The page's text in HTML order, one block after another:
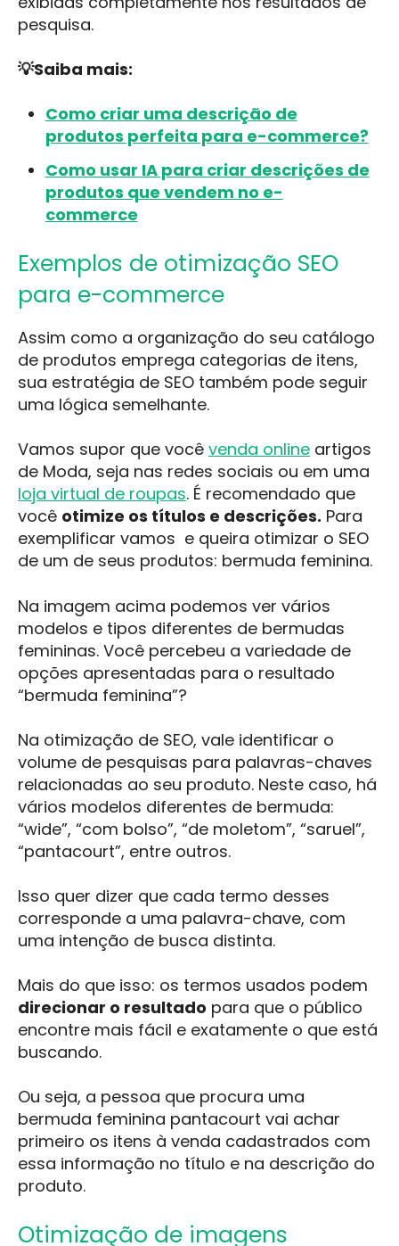
pesquisa.
💡Saiba mais:
Como criar uma descrição de
produtos perfeita para e-commerce?
Como usar IA para criar descrições de
produtos que vendem no e-
commerce
Exemplos de otimização SEO
para e-commerce
Assim como a organização do seu catálogo
de produtos emprega categorias de itens,
sua estratégia de SEO também pode seguir
uma lógica semelhante.
Vamos supor que você venda online artigos
de Moda, seja nas redes sociais ou em uma
loja virtual de roupas. É recomendado que
você otimize os títulos e descrições. Para
exemplificar vamos e queira otimizar o SEO
de um de seus produtos: bermuda feminina.
Na imagem acima podemos ver vários
modelos e tipos diferentes de bermudas
femininas. Você percebeu a variedade de
opções apresentadas para o resultado
“bermuda feminina”?
Na otimização de SEO, vale identificar o
volume de pesquisas para palavras-chaves
relacionadas ao seu produto. Neste caso, há
vários modelos diferentes de bermuda:
“wide”, “com bolso”, “de moletom”, “saruel”,
“pantacourt”, entre outros.
Isso quer dizer que cada termo desses
corresponde a uma palavra-chave, com
uma intenção de busca distinta.
Mais do que isso: os termos usados podem
direcionar o resultado para que o público
encontre mais fácil e exatamente o que está
buscando.
Ou seja, a pessoa que procura uma
bermuda feminina pantacourt vai achar
primeiro os itens à venda cadastrados com
essa informação no título e na descrição do
produto.
Otimização de imagens